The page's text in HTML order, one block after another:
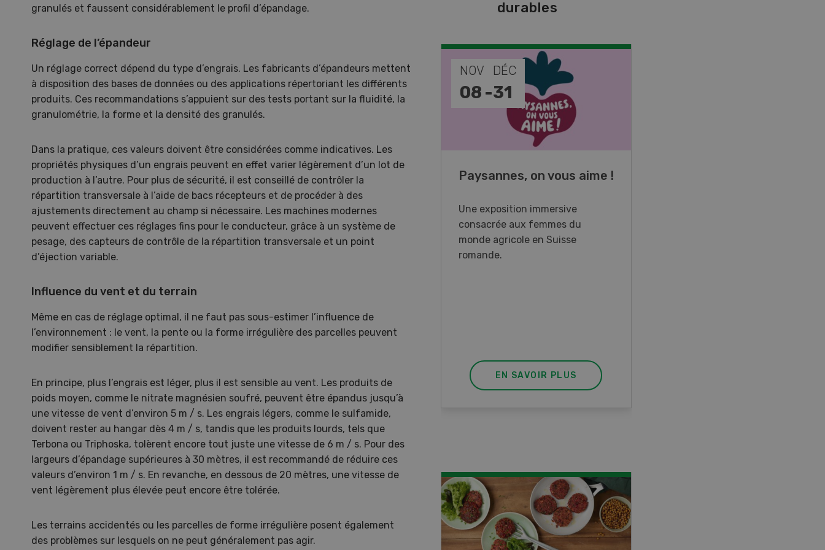
granulés et faussent considérablement le profil d’épandage.
Réglage de l’épandeur
Un réglage correct dépend du type d’engrais. Les fabricants d’épandeurs mettent
à disposition des bases de données ou des applications répertoriant les différents
produits. Ces recommandations s’appuient sur des tests portant sur la fluidité, la
granulométrie, la forme et la densité des granulés.
Dans la pratique, ces valeurs doivent être considérées comme indicatives. Les
propriétés physiques d’un engrais peuvent en effet varier légèrement d’un lot de
production à l’autre. Pour plus de sécurité, il est conseillé de contrôler la
répartition transversale à l’aide de bacs récepteurs et de procéder à des
ajustements directement au champ si nécessaire. Les machines modernes
peuvent effectuer ces réglages fins pour le conducteur, grâce à un système de
pesage, des capteurs de contrôle de la répartition transversale et un point
d’éjection variable.
Influence du vent et du terrain
Même en cas de réglage optimal, il ne faut pas sous-estimer l’influence de
l’environnement : le vent, la pente ou la forme irrégulière des parcelles peuvent
modifier sensiblement la répartition.
En principe, plus l’engrais est léger, plus il est sensible au vent. Les produits de
poids moyen, comme le nitrate magnésien soufré, peuvent être épandus jusqu’à
une vitesse de vent d’environ 5 m / s. Les engrais légers, comme le sulfamide,
doivent rester au hangar dès 4 m / s, tandis que les produits lourds, tels que
Terbona ou Triphoska, tolèrent encore tout juste une vitesse de 6 m / s. Pour des
largeurs d’épandage supérieures à 30 mètres, il est recommandé de réduire ces
valeurs d’environ 1 m / s. En revanche, en dessous de 20 mètres, une vitesse de
vent légèrement plus élevée peut encore être tolérée.
Les terrains accidentés ou les parcelles de forme irrégulière posent également
des problèmes sur lesquels on ne peut généralement pas agir.
durables
SEP
10-11
Demo Days 2026
Keller Forstmaschinen vous
invite aux DemoDays 2026 à
Wiedlisbach pour des
NOV
08 -
DÉC
31
Paysannes, on vous aime !
Une exposition immersive
consacrée aux femmes du
monde agricole en Suisse
romande.
EN SAVOIR PLUS